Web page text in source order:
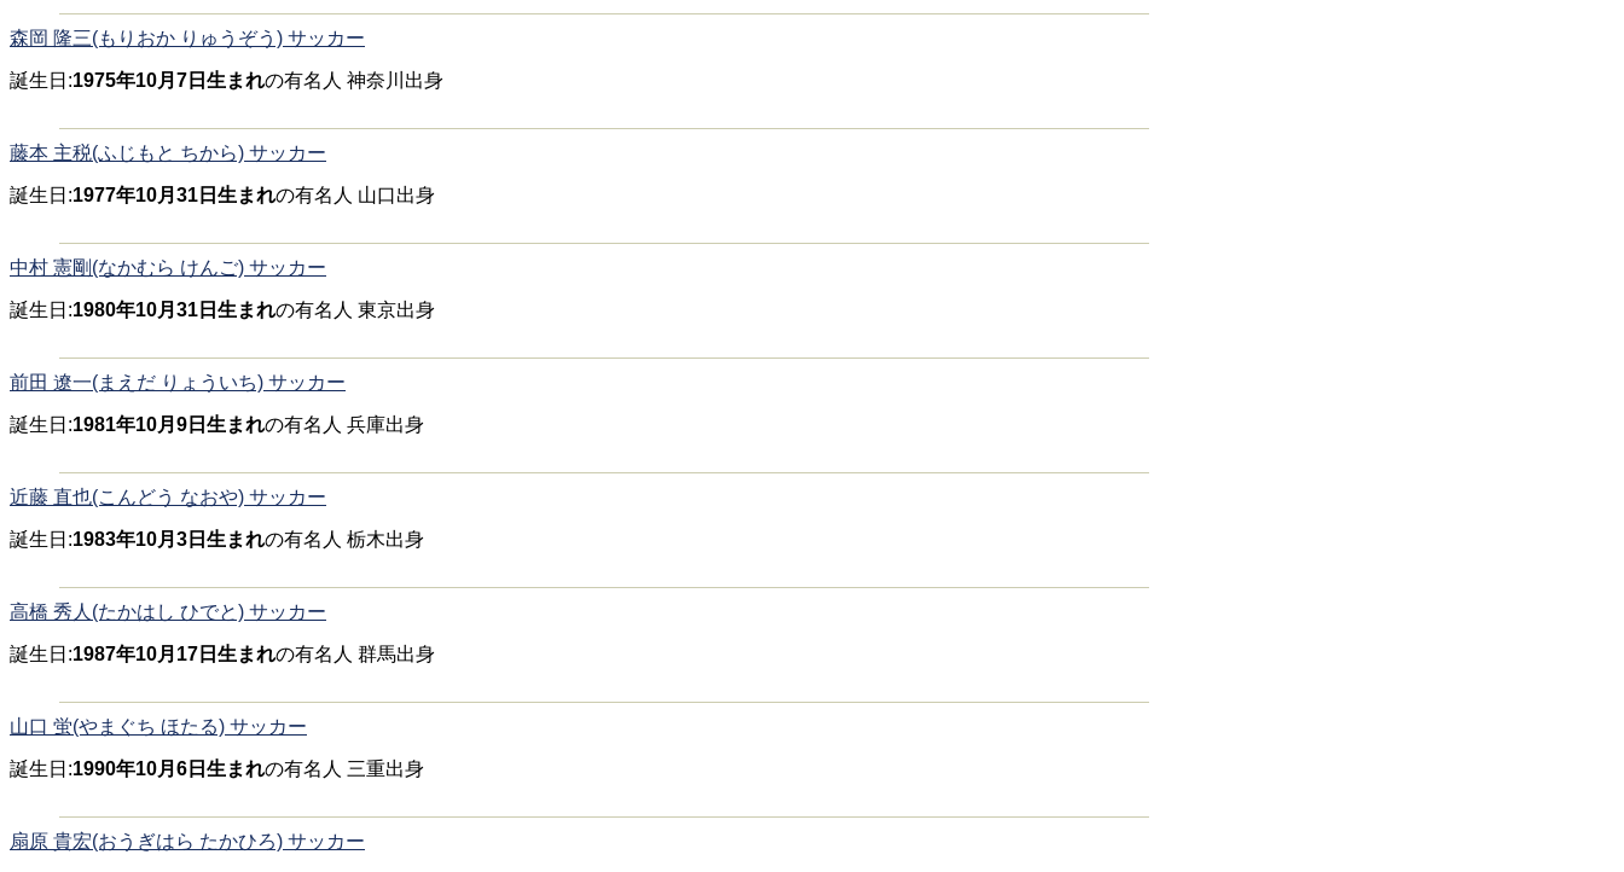
森岡 隆三(もりおか りゅうぞう) サッカー
誕生日:1975年10月7日生まれの有名人 神奈川出身
藤本 主税(ふじもと ちから) サッカー
誕生日:1977年10月31日生まれの有名人 山口出身
中村 憲剛(なかむら けんご) サッカー
誕生日:1980年10月31日生まれの有名人 東京出身
前田 遼一(まえだ りょういち) サッカー
誕生日:1981年10月9日生まれの有名人 兵庫出身
近藤 直也(こんどう なおや) サッカー
誕生日:1983年10月3日生まれの有名人 栃木出身
高橋 秀人(たかはし ひでと) サッカー
誕生日:1987年10月17日生まれの有名人 群馬出身
山口 蛍(やまぐち ほたる) サッカー
誕生日:1990年10月6日生まれの有名人 三重出身
扇原 貴宏(おうぎはら たかひろ) サッカー